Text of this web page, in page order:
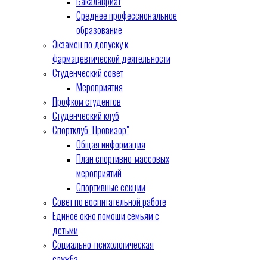
Среднее профессиональное
образование
Экзамен по допуску к
фармацевтической деятельности
Студенческий совет
Мероприятия
Профком студентов
Студенческий клуб
Спортклуб "Провизор"
Общая информация
План спортивно-массовых
мероприятий
Спортивные секции
Совет по воспитательной работе
Единое окно помощи семьям с
детьми
Социально-психологическая